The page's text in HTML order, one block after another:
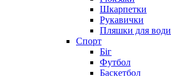
Шкарпетки
Рукавички
Пляшки для води
Спорт
Біг
Футбол
Баскетбол